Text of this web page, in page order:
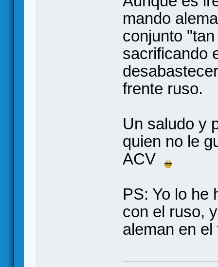
mando
conjunto
sacrificando
frente ruso.
Un saludo y
quien no le
ACV
PS: Yo lo he
con el ruso,
aleman en